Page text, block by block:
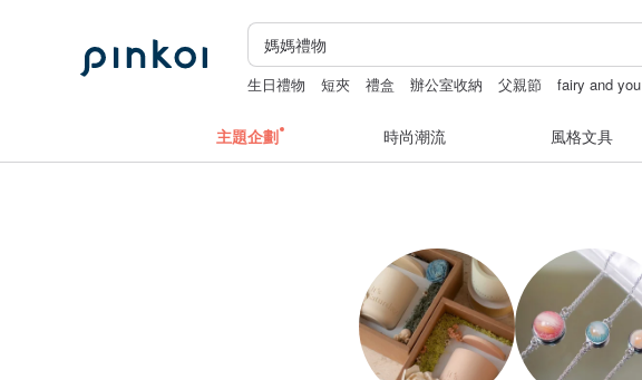
生日禮物 短夾 禮盒 辦公室收納 父親節 fairy and you
主題企劃 時尚潮流 風格文具